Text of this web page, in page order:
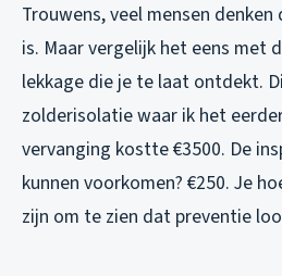
Trouwens, veel mensen
is. Maar vergelijk het eens met
lekkage die je te laat ontdekt.
zolderisolatie waar ik het
vervanging kostte €3500. De
kunnen voorkomen? €250. Je
zijn om te zien dat preventie